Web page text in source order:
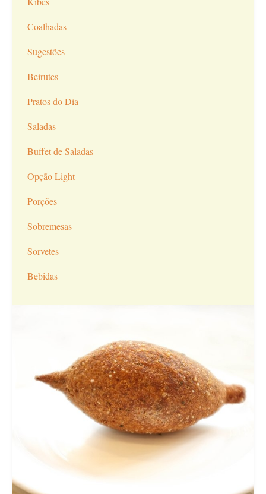
Coalhadas
Sugestões
Beirutes
Pratos do Dia
Saladas
Buffet de Saladas
Opção Light
Porções
Sobremesas
Sorvetes
Bebidas